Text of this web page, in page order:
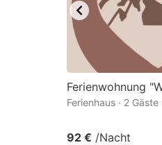
Ferienwohnung
Ferienhaus · 2
92 € /Nacht